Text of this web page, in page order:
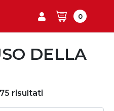
0
DELLA
risultati